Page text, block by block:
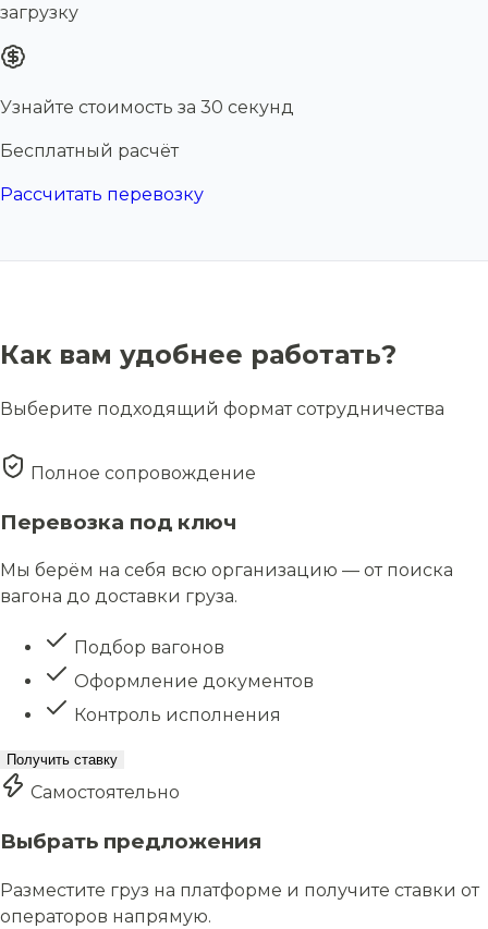
загрузку
Узнайте стоимость за 30 секунд
Бесплатный расчёт
Рассчитать перевозку
Как вам удобнее работать?
Выберите подходящий формат сотрудничества
Полное сопровождение
Перевозка под ключ
Мы берём на себя всю организацию — от поиска
вагона до доставки груза.
Подбор вагонов
Оформление документов
Контроль исполнения
Получить ставку
Самостоятельно
Выбрать предложения
Разместите груз на платформе и получите ставки от
операторов напрямую.